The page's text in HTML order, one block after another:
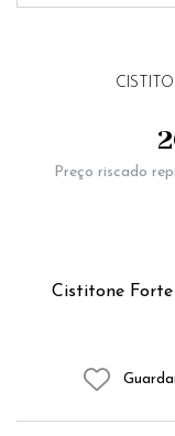
Cistitone
Preço riscado